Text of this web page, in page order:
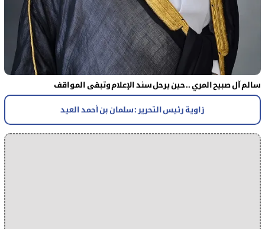
سالم آل صبيح المري .. حين يرحل سند الإعلام وتبقى المواقف
زاوية رئيس التحرير : سلمان بن أحمد العيد